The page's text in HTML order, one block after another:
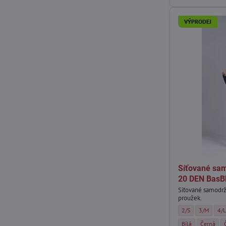
VÝPRODEJ
Síťované
20 DEN
Síťované
proužek.
Síťované
2/S Síťované
3/M
4/L
Síťované
Bílá Síťované
Černá